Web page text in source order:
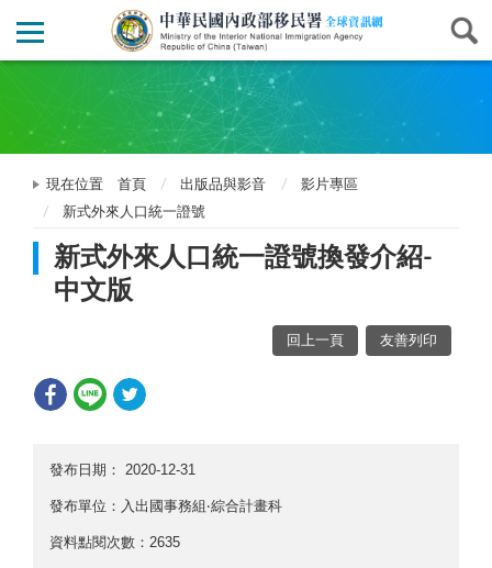
現在位置 首頁 出版品與影音
影片專區
新式外來人口統一證號
新式外來人口統一證號換發介紹-
中文版
回上一頁 友善列印
發布日期： 2020-12-31
發布單位：入出國事務組‧綜合計畫科
資料點閱次數：2635